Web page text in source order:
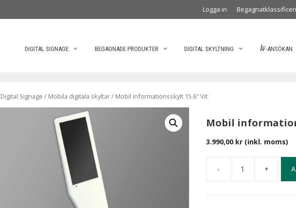
Logga in
DIGITAL SIGNAGE BEGAGNADE PRODUKTER DIGITAL SKYLTNING ÅF-ANSÖKAN
Digital Signage / Mobila digitala skyltar/ Mobil informationsskylt 15.6″ Vit
Mobil
3.990,00 kr(inkl. moms)
- +